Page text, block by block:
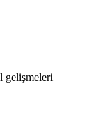
gelişmeleri